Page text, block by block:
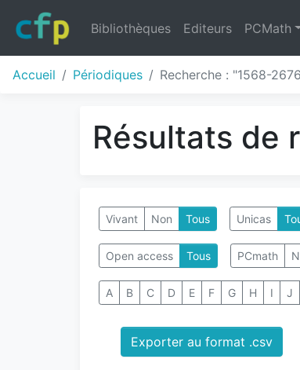
Bibliothèques Editeurs PCMath
Accueil Périodiques Recherche : "1568-
Résultats de
Vivant Non Tous Unicas
Open access Tous PCmath
A B C D E F G H I J
Exporter au format .csv